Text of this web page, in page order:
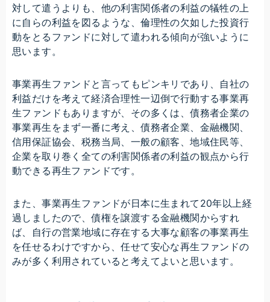
対して遣うよりも、他の利害関係者の利益の犠牲の上
に自らの利益を図るような、倫理性の欠如した投資行
動をとるファンドに対して遣われる傾向が強いように
思います。
事業再生ファンドと言ってもピンキリであり、自社の
利益だけを考えて経済合理性一辺倒で行動する事業再
生ファンドもありますが、その多くは、債務者企業の
事業再生をまず一番に考え、債務者企業、金融機関、
信用保証協会、税務当局、一般の顧客、地域住民等、
企業を取り巻く全ての利害関係者の利益の観点から行
動できる再生ファンドです。
また、事業再生ファンドが日本に生まれて20年以上経
過しましたので、債権を譲渡する金融機関からすれ
ば、自行の営業地域に存在する大事な顧客の事業再生
を任せるわけですから、任せて安心な再生ファンドの
みが多く利用されていると考えてよいと思います。